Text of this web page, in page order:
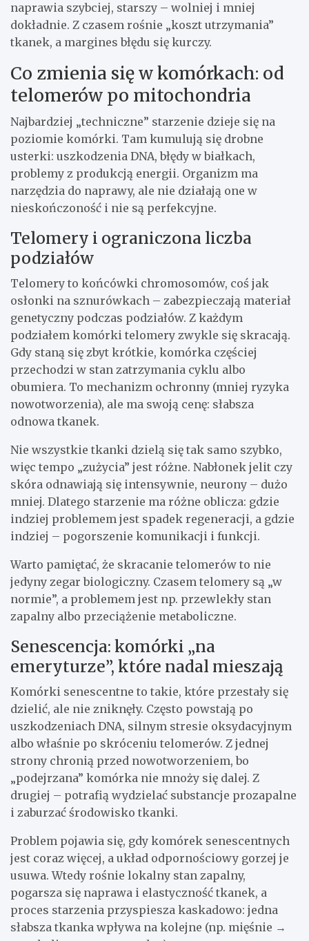
naprawia szybciej, starszy – wolniej i mniej
dokładnie. Z czasem rośnie „koszt utrzymania”
tkanek, a margines błędu się kurczy.
Co zmienia się w komórkach: od
telomerów po mitochondria
Najbardziej „techniczne” starzenie dzieje się na
poziomie komórki. Tam kumulują się drobne
usterki: uszkodzenia DNA, błędy w białkach,
problemy z produkcją energii. Organizm ma
narzędzia do naprawy, ale nie działają one w
nieskończoność i nie są perfekcyjne.
Telomery i ograniczona liczba
podziałów
Telomery to końcówki chromosomów, coś jak
osłonki na sznurówkach – zabezpieczają materiał
genetyczny podczas podziałów. Z każdym
podziałem komórki telomery zwykle się skracają.
Gdy staną się zbyt krótkie, komórka częściej
przechodzi w stan zatrzymania cyklu albo
obumiera. To mechanizm ochronny (mniej ryzyka
nowotworzenia), ale ma swoją cenę: słabsza
odnowa tkanek.
Nie wszystkie tkanki dzielą się tak samo szybko,
więc tempo „zużycia” jest różne. Nabłonek jelit czy
skóra odnawiają się intensywnie, neurony – dużo
mniej. Dlatego starzenie ma różne oblicza: gdzie
indziej problemem jest spadek regeneracji, a gdzie
indziej – pogorszenie komunikacji i funkcji.
Warto pamiętać, że skracanie telomerów to nie
jedyny zegar biologiczny. Czasem telomery są „w
normie”, a problemem jest np. przewlekły stan
zapalny albo przeciążenie metaboliczne.
Senescencja: komórki „na
emeryturze”, które nadal mieszają
Komórki senescentne to takie, które przestały się
dzielić, ale nie zniknęły. Często powstają po
uszkodzeniach DNA, silnym stresie oksydacyjnym
albo właśnie po skróceniu telomerów. Z jednej
strony chronią przed nowotworzeniem, bo
„podejrzana” komórka nie mnoży się dalej. Z
drugiej – potrafią wydzielać substancje prozapalne
i zaburzać środowisko tkanki.
Problem pojawia się, gdy komórek senescentnych
jest coraz więcej, a układ odpornościowy gorzej je
usuwa. Wtedy rośnie lokalny stan zapalny,
pogarsza się naprawa i elastyczność tkanek, a
proces starzenia przyspiesza kaskadowo: jedna
słabsza tkanka wpływa na kolejne (np. mięśnie →